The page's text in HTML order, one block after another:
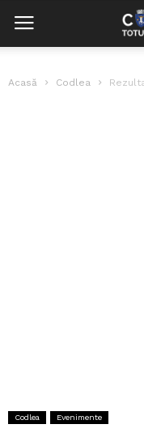
Acasă Codlea Rezultate
Codlea Evenimente